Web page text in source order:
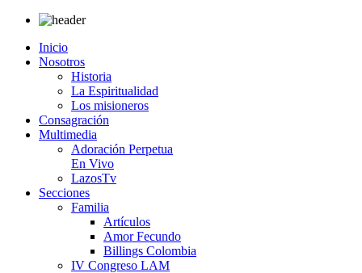
Inicio
Nosotros
Historia
La Espiritualidad
Los misioneros
Consagración
Multimedia
Adoración Perpetua
En Vivo
LazosTv
Secciones
Familia
Artículos
Amor Fecundo
Billings Colombia
IV Congreso LAM